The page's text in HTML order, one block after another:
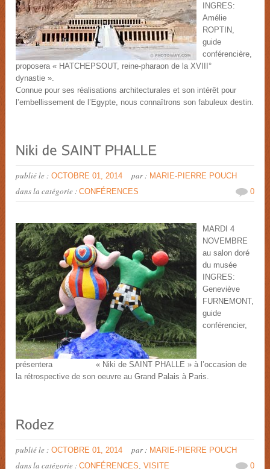
INGRES:
Amélie
ROPTIN,
guide
conférencière,
proposera « HATCHEPSOUT, reine-pharaon de la XVIII°
Connue pour ses réalisations architecturales et son intérêt pour
l’embellissement de l’Egypte, nous connaîtrons son fabuleux destin.
publié le : OCTOBRE 01, 2014 par : MARIE-PIERRE POUCH
dans la catégorie :CONFÉRENCES 0
MARDI 4
NOVEMBRE
au salon doré
du musée
INGRES:
Geneviève
FURNEMONT,
guide
conférencier,
présentera « Niki de SAINT PHALLE » à l’occasion de
la rétrospective de son oeuvre au Grand Palais à Paris.
publié le : OCTOBRE 01, 2014 par : MARIE-PIERRE POUCH
dans la catégorie :CONFÉRENCES,VISITE 0